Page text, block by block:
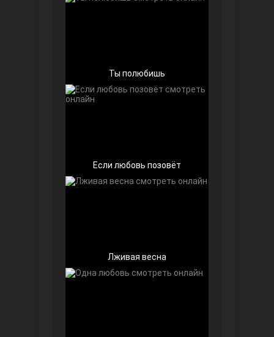
Беззащитные
Ты полюбишь
Если любовь позовёт
Лживая весна